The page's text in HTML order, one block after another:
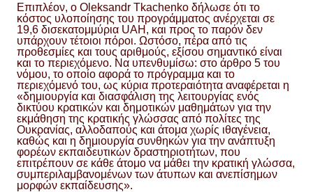
Επιπλέον, ο Oleksandr Tkachenko δήλωσε ότι το
κόστος υλοποίησης του προγράμματος ανέρχεται σε
19,6 δισεκατομμύρια UAH, και προς το παρόν δεν
υπάρχουν τέτοιοι πόροι. Ωστόσο, πέρα από τις
προθεσμίες και τους αριθμούς, εξίσου σημαντικό είναι
και το περιεχόμενο. Να υπενθυμίσω: στο άρθρο 5 του
νόμου, το οποίο αφορά το πρόγραμμα και το
περιεχόμενό του, ως κύρια προτεραιότητα αναφέρεται η
«δημιουργία και διασφάλιση της λειτουργίας ενός
δικτύου κρατικών και δημοτικών μαθημάτων για την
εκμάθηση της κρατικής γλώσσας από πολίτες της
Ουκρανίας, αλλοδαπούς και άτομα χωρίς ιθαγένεια,
καθώς και η δημιουργία συνθηκών για την ανάπτυξη
φορέων εκπαιδευτικών δραστηριοτήτων, που
επιτρέπουν σε κάθε άτομο να μάθει την κρατική γλώσσα,
συμπεριλαμβανομένων των άτυπων και ανεπίσημων
μορφών εκπαίδευσης».